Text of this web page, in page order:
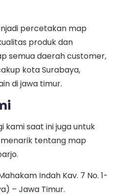
percetakan map
produk dan
semua daerah customer,
kota Surabaya,
di jawa timur.
kami saat ini juga untuk
tentang map
Indah Kav. 7 No. 1-
– Jawa Timur.